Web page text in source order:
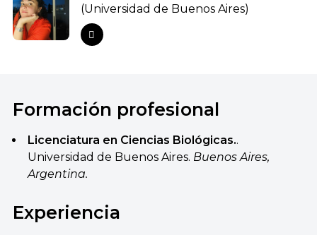
(Universidad de Buenos Aires)
Formación profesional
Licenciatura en Ciencias Biológicas..
Universidad de Buenos Aires. Buenos Aires,
Argentina.
Experiencia